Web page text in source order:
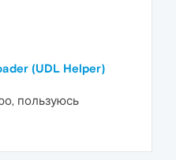
(UDL Helper)
пользуюсь